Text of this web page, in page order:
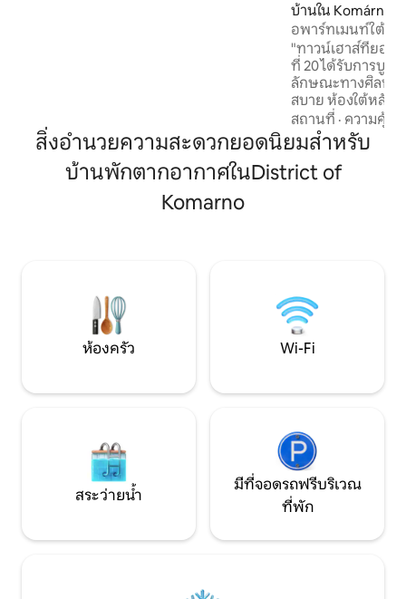
บ้านใน Komárno
อพาร์ทเมนท์ใต้หลั
ใจกลางเมือง
"ทาวน์เฮาส์ที่ยอด
ที่ 20 ได้รับการบูร
ลักษณะทางศิลปะ
สบาย ห้องใต้หลัง
อนุรักษ์ให้ความส
การเดินทางหรือก
ที่ใช้สำหรับการเข้
แกลเลอรีสำหรับ
(ซึ่งมีขายด้วย) แล
สถานที่ · ความคุ้ม
สิ่งอำนวยความสะดวกยอดนิยมสำหรับ
บ้านพักตากอากาศในDistrict of
Komarno
ห้องครัว Wi-Fi
สระว่ายน้ำ
มีที่จอดรถฟรีบริเวณ
ที่พัก